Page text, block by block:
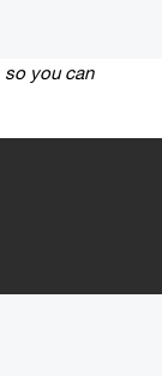
so you can